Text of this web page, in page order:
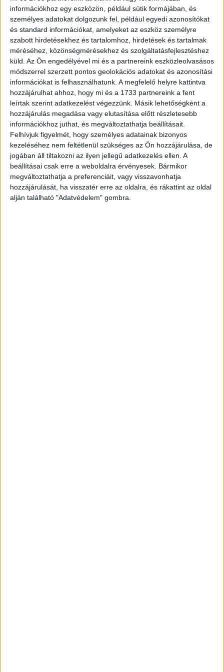
információkhoz egy eszközön, például sütik formájában, és
személyes adatokat dolgozunk fel, például egyedi azonosítókat
és standard információkat, amelyeket az eszköz személyre
szabott hirdetésekhez és tartalomhoz, hirdetések és tartalmak
méréséhez, közönségmérésekhez és szolgáltatásfejlesztéshez
küld. Az Ön engedélyével mi és a partnereink eszközleolvasásos
módszerrel szerzett pontos geolokációs adatokat és azonosítási
információkat is felhasználhatunk. A megfelelő helyre kattintva
hozzájárulhat ahhoz, hogy mi és a 1733 partnereink a fent
leírtak szerint adatkezelést végezzünk. Másik lehetőségként a
hozzájárulás megadása vagy elutasítása előtt részletesebb
információkhoz juthat, és megváltoztathatja beállításait.
Felhívjuk figyelmét, hogy személyes adatainak bizonyos
kezeléséhez nem feltétlenül szükséges az Ön hozzájárulása, de
jogában áll tiltakozni az ilyen jellegű adatkezelés ellen. A
beállításai csak erre a weboldalra érvényesek. Bármikor
megváltoztathatja a preferenciáit, vagy visszavonhatja
hozzájárulását, ha visszatér erre az oldalra, és rákattint az oldal
alján található "Adatvédelem" gombra.
mellett a Vodafone szakemberei is nyitottak műsorainkra,
és érdemesnek találják csatornánkat már az alapcsomag
előfizetőinek is rendelkezésére bocsájtani" – mondta el
Horváth Tamás, a Viasat World magyarországi vezetője.
A folyamatosan újdonságokkal szolgáló Viasat History a
decemberi hónapot kiemelten kezeli. Számos
érdekesség és a magyar vonatkozás mellett érkezik még
a Pearl Harbor (december 7. kedd. 22 óra), amely a mínusz
egyedik perctől az utolsóig veszi végig a csata
mozzanatait. Górcső alá kerül XII. Piusz hozzáállása a
deportálás kérdésköréhez A pápa és Hitler – XII. Pius
titkos dossziéinak megnyitása c. dokumentumfilmben
(december 18. szombat 22:10), de a bekapcsolódó nézők
egy izgalmas kincsvadászatnak is tanúi lehetnek Az ősi
maják elveszett kincses sírkamrái (december 24. péntek
20:15) című kétrészes dokumentumfilm premierje során.